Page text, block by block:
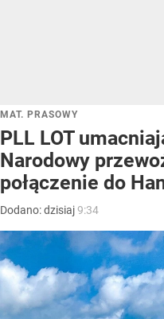
MAT. PRASOWY
PLL LOT
Narodowy
połączenie do
Dodano:dzisiaj9:34